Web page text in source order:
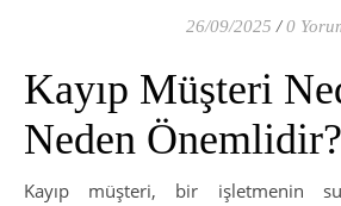
26/09/2025 / 0
Kayıp Müşteri
Neden Önemlidir?
Kayıp müşteri, bir işletmenin sunduğu ürün veya